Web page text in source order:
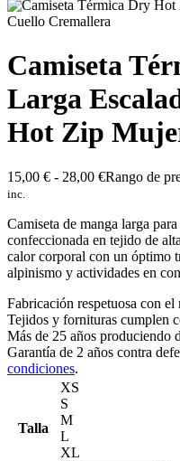
Camiseta
Larga
Hot Zip
15,00 € - 28,00 €Rango de
inc.
Camiseta de manga larga
confeccionada en tejido de
calor corporal con un óptimo
alpinismo y actividades en
Fabricación respetuosa con el
Tejidos y fornituras cumplen
Más de 25 años produciendo
Garantía de 2 años contra
condiciones.
Talla
XS
S
M
L
XL